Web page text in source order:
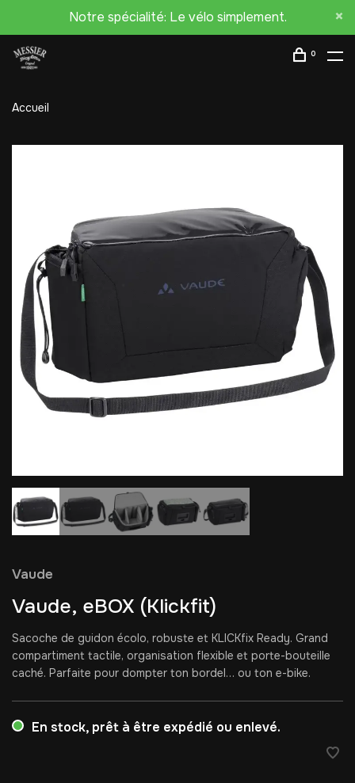
Notre spécialité: Le vélo simplement.
0
Accueil
Vaude
Vaude, eBOX (Klickfit)
Sacoche de guidon écolo, robuste et KLICKfix Ready. Grand
compartiment tactile, organisation flexible et porte-bouteille
caché. Parfaite pour dompter ton bordel… ou ton e-bike.
En stock, prêt à être expédié ou enlevé.